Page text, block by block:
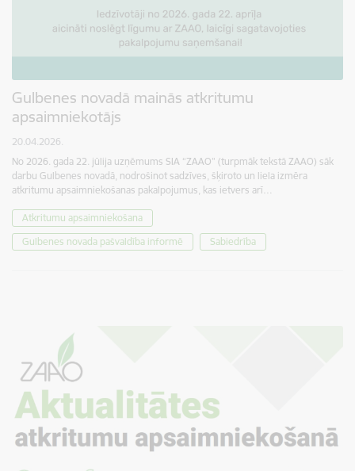
Gulbenes novadā mainās atkritumu
apsaimniekotājs
20.04.2026.
No 2026. gada 22. jūlija uzņēmums SIA “ZAAO” (turpmāk tekstā ZAAO) sāk
darbu Gulbenes novadā, nodrošinot sadzīves, šķiroto un liela izmēra
atkritumu apsaimniekošanas pakalpojumus, kas ietvers arī…
Atkritumu apsaimniekošana
Gulbenes novada pašvaldība informē
Sabiedrība